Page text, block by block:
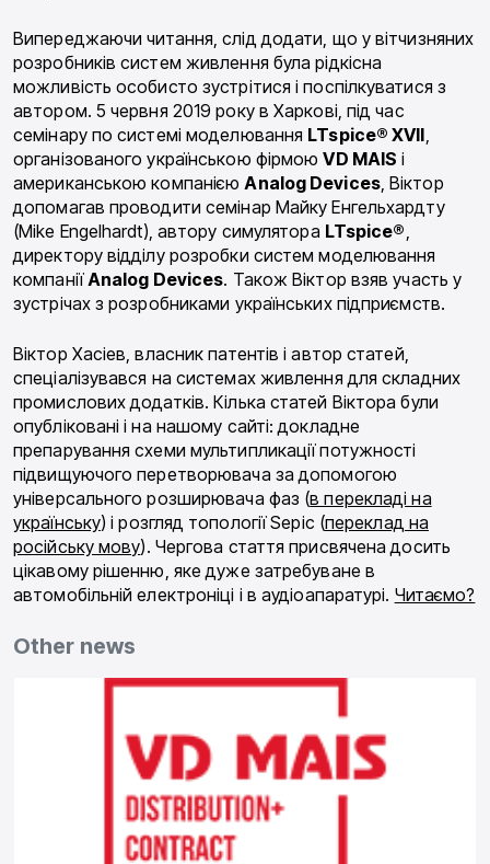
Випереджаючи читання, слід додати, що у вітчизняних
розробників систем живлення була рідкісна
можливість особисто зустрітися і поспілкуватися з
автором. 5 червня 2019 року в Харкові, під час
семінару по системі моделювання LTspice® XVII
організованого українською фірмоюVD MAIS і
американською компанією Analog Devices, Віктор
допомагав проводити семінар Майку Енгельхардту
(Mike Engelhardt), автору симулятора LTspice®
директору відділу розробки систем моделювання
компанії Analog Devices. Також Віктор взяв участь у
зустрічах з розробниками українських підприємств.
Віктор Хасіев, власник патентів і автор статей,
спеціалізувався на системах живлення для складних
промислових додатків. Кілька статей Віктора були
опубліковані і на нашому сайті: докладне
препарування схеми мультипликації потужності
підвищуючого перетворювача за допомогою
універсального розширювача фаз (в перекладі на
українську) і розгляд топології Sepic (переклад на
російську мову). Чергова стаття присвячена досить
цікавому рішенню, яке дуже затребуване в
автомобільній електроніці і в аудіоапаратурі. Читаємо?
Other news